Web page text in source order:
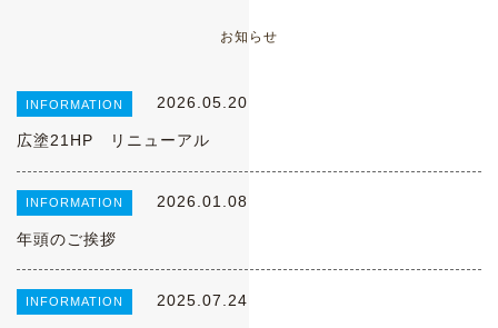
お知らせ
INFORMATION 2026.05.20
広塗21HP リニューアル
INFORMATION 2026.01.08
年頭のご挨拶
INFORMATION 2025.07.24